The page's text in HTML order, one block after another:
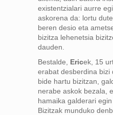
existentzialari aurre
askorena da: lortu
beren desio eta
bizitza lehenetsia
dauden.
Bestalde, Ericek, 15
erabat desberdina bizi
bide hartu bizitzan,
nerabe askok bezala,
hamaika galderari
Bizitzak munduko